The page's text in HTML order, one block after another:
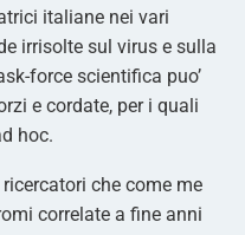
italiane nei vari
irrisolte sul virus e sulla
force scientifica puo’
e cordate, per i quali
hoc.
che come me
correlate a fine anni